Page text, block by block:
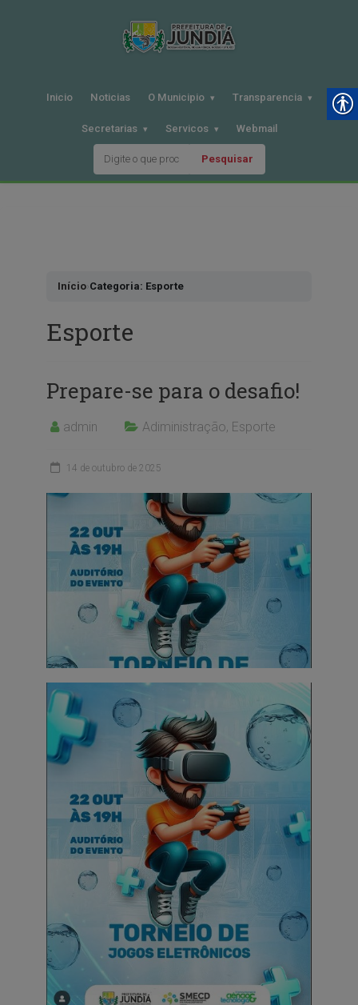
Inicio Noticias O Municipio Transparencia
Secretarias Servicos Webmail
Pesquisar
Início›Categoria: Esporte
Esporte
Prepare-se para o desafio!
admin Adiministração, Esporte
14 de outubro de 2025